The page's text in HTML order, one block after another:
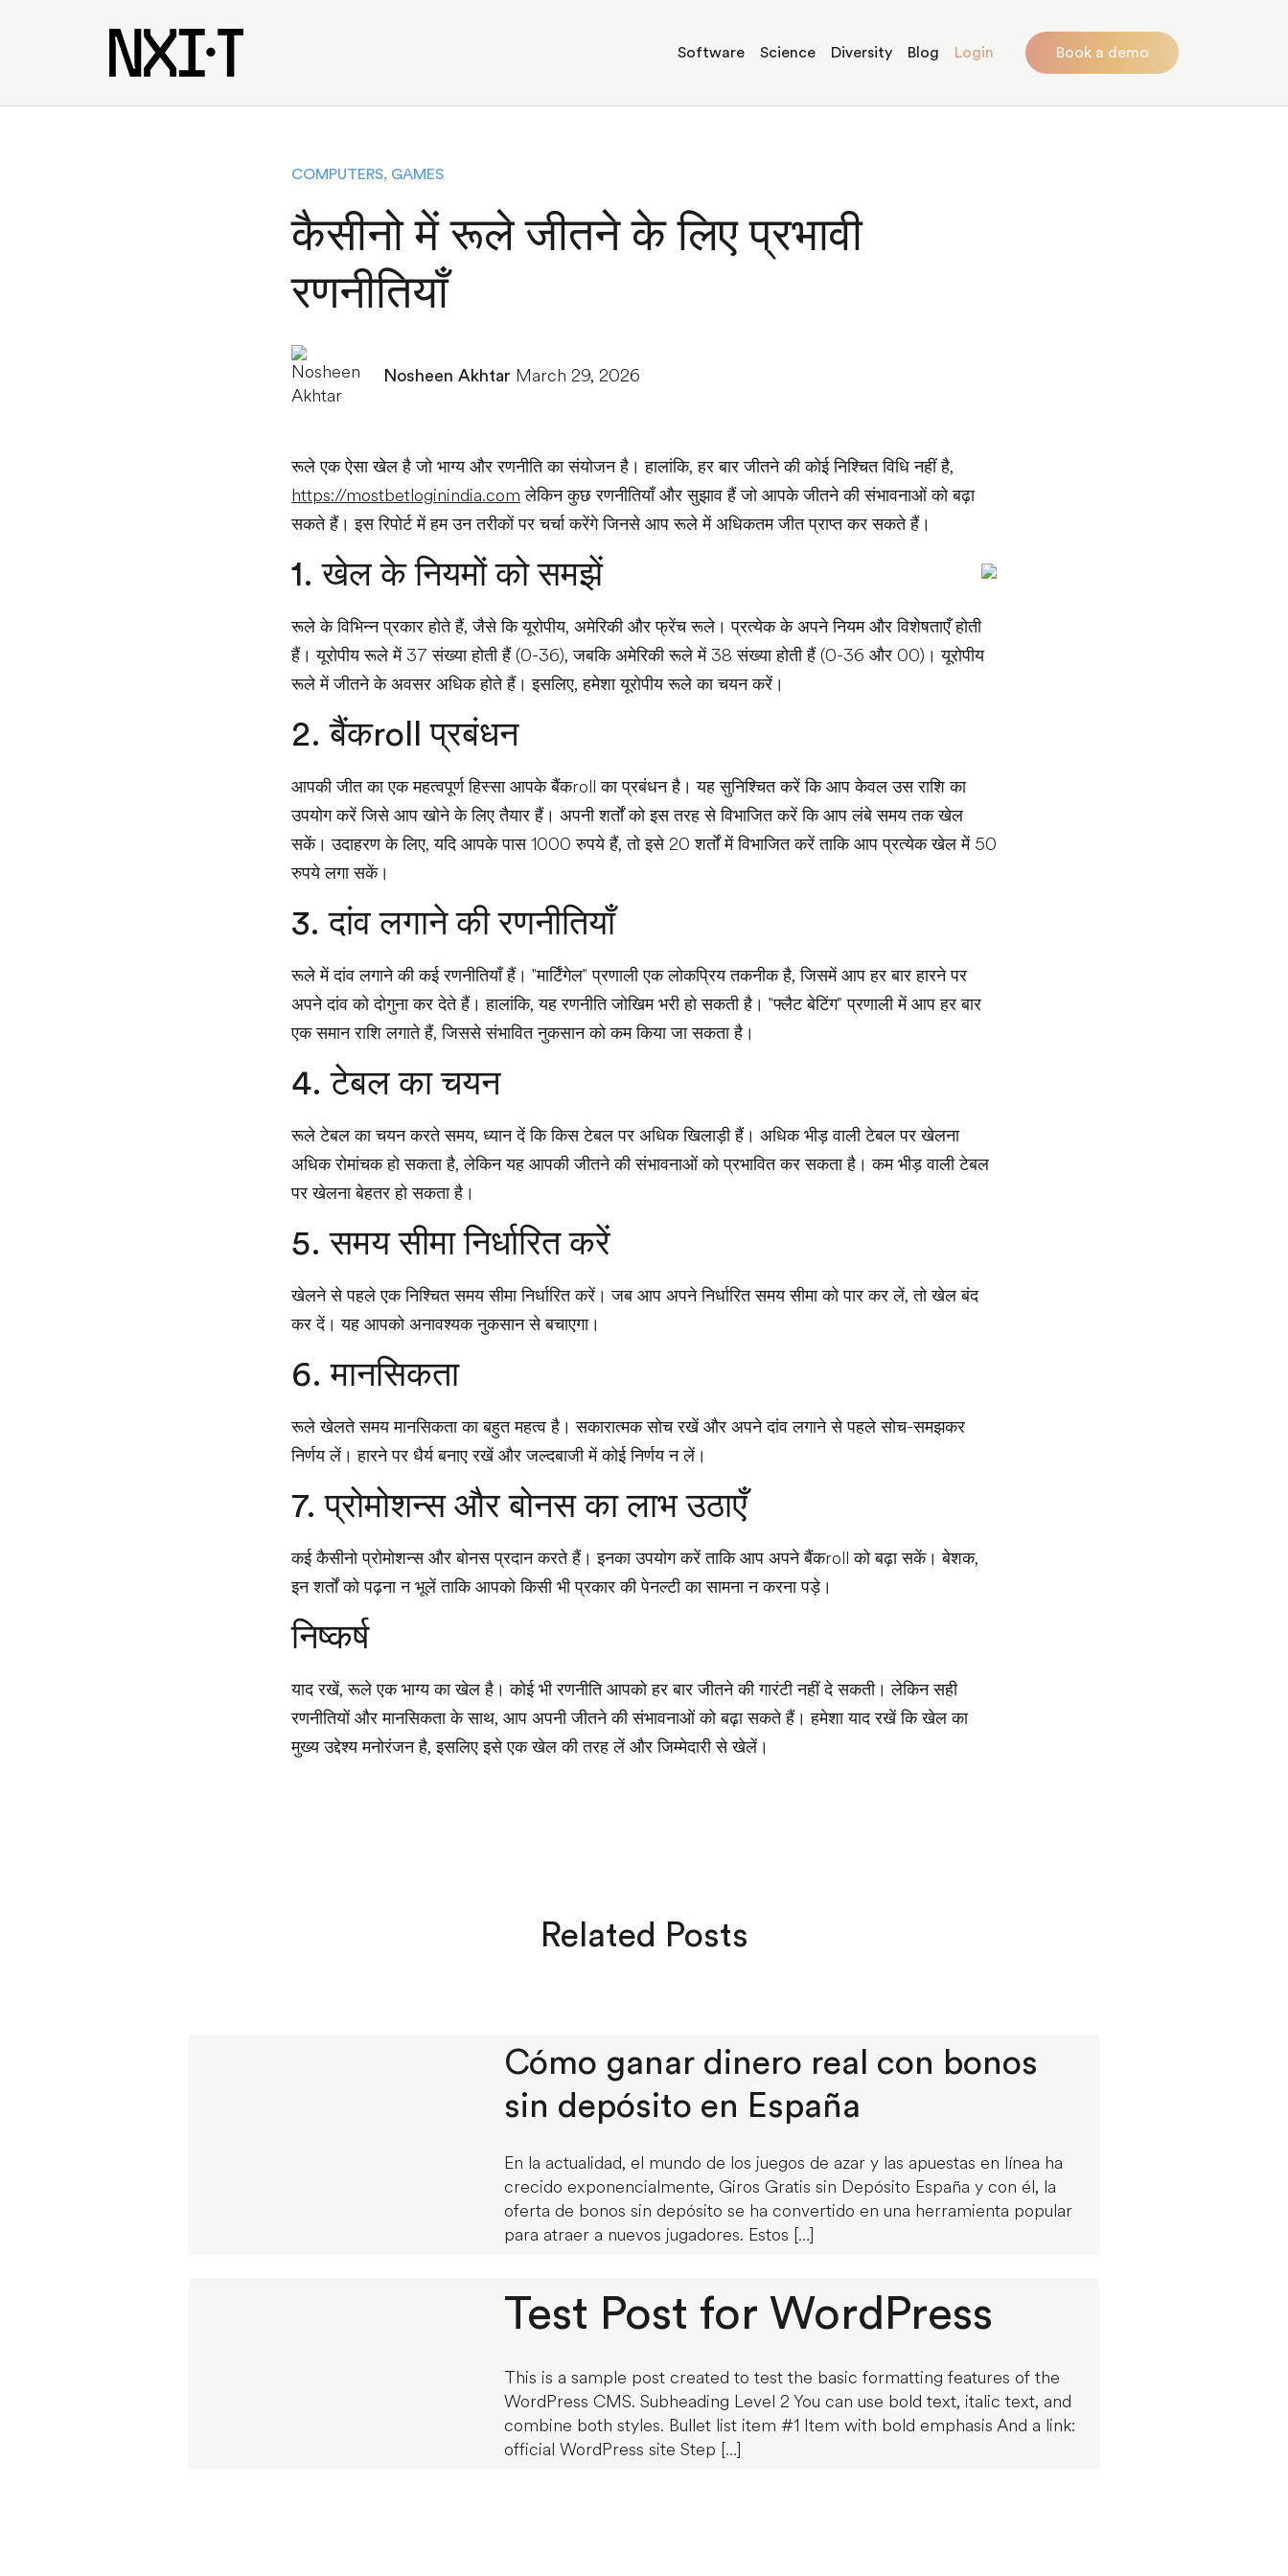
Software Science Diversity Blog Login Book a demo
COMPUTERS, GAMES
कैसीनो में रूले जीतने के लिए प्रभावी
रणनीतियाँ
Nosheen Akhtar March 29, 2026
रूले एक ऐसा खेल है जो भाग्य और रणनीति का संयोजन है। हालांकि, हर बार जीतने की कोई निश्चित विधि नहीं है,
https://mostbetloginindia.comलेकिन कुछ रणनीतियाँ और सुझाव हैं जो आपके जीतने की संभावनाओं को बढ़ा
सकते हैं। इस रिपोर्ट में हम उन तरीकों पर चर्चा करेंगे जिनसे आप रूले में अधिकतम जीत प्राप्त कर सकते हैं।
1. खेल के नियमों को समझें
रूले के विभिन्न प्रकार होते हैं, जैसे कि यूरोपीय, अमेरिकी और फ्रेंच रूले। प्रत्येक के अपने नियम और विशेषताएँ होती
हैं। यूरोपीय रूले में 37 संख्या होती हैं (0-36), जबकि अमेरिकी रूले में 38 संख्या होती हैं (0-36 और 00)। यूरोपीय
रूले में जीतने के अवसर अधिक होते हैं। इसलिए, हमेशा यूरोपीय रूले का चयन करें।
2. बैंकroll प्रबंधन
आपकी जीत का एक महत्वपूर्ण हिस्सा आपके बैंकroll का प्रबंधन है। यह सुनिश्चित करें कि आप केवल उस राशि का
उपयोग करें जिसे आप खोने के लिए तैयार हैं। अपनी शर्तों को इस तरह से विभाजित करें कि आप लंबे समय तक खेल
सकें। उदाहरण के लिए, यदि आपके पास 1000 रुपये हैं, तो इसे 20 शर्तों में विभाजित करें ताकि आप प्रत्येक खेल में 50
रुपये लगा सकें।
3. दांव लगाने की रणनीतियाँ
रूले में दांव लगाने की कई रणनीतियाँ हैं। "मार्टिंगेल" प्रणाली एक लोकप्रिय तकनीक है, जिसमें आप हर बार हारने पर
अपने दांव को दोगुना कर देते हैं। हालांकि, यह रणनीति जोखिम भरी हो सकती है। "फ्लैट बेटिंग" प्रणाली में आप हर बार
एक समान राशि लगाते हैं, जिससे संभावित नुकसान को कम किया जा सकता है।
4. टेबल का चयन
रूले टेबल का चयन करते समय, ध्यान दें कि किस टेबल पर अधिक खिलाड़ी हैं। अधिक भीड़ वाली टेबल पर खेलना
अधिक रोमांचक हो सकता है, लेकिन यह आपकी जीतने की संभावनाओं को प्रभावित कर सकता है। कम भीड़ वाली टेबल
पर खेलना बेहतर हो सकता है।
5. समय सीमा निर्धारित करें
खेलने से पहले एक निश्चित समय सीमा निर्धारित करें। जब आप अपने निर्धारित समय सीमा को पार कर लें, तो खेल बंद
कर दें। यह आपको अनावश्यक नुकसान से बचाएगा।
6. मानसिकता
रूले खेलते समय मानसिकता का बहुत महत्व है। सकारात्मक सोच रखें और अपने दांव लगाने से पहले सोच-समझकर
निर्णय लें। हारने पर धैर्य बनाए रखें और जल्दबाजी में कोई निर्णय न लें।
7. प्रोमोशन्स और बोनस का लाभ उठाएँ
कई कैसीनो प्रोमोशन्स और बोनस प्रदान करते हैं। इनका उपयोग करें ताकि आप अपने बैंकroll को बढ़ा सकें। बेशक,
इन शर्तों को पढ़ना न भूलें ताकि आपको किसी भी प्रकार की पेनल्टी का सामना न करना पड़े।
निष्कर्ष
याद रखें, रूले एक भाग्य का खेल है। कोई भी रणनीति आपको हर बार जीतने की गारंटी नहीं दे सकती। लेकिन सही
रणनीतियों और मानसिकता के साथ, आप अपनी जीतने की संभावनाओं को बढ़ा सकते हैं। हमेशा याद रखें कि खेल का
मुख्य उद्देश्य मनोरंजन है, इसलिए इसे एक खेल की तरह लें और जिम्मेदारी से खेलें।
Related Posts
Cómo ganar dinero real con bonos
sin depósito en España
En la actualidad, el mundo de los juegos de azar y las apuestas en línea ha
crecido exponencialmente, Giros Gratis sin Depósito España y con él, la
oferta de bonos sin depósito se ha convertido en una herramienta popular
para atraer a nuevos jugadores. Estos […]
Test Post for WordPress
This is a sample post created to test the basic formatting features of the
WordPress CMS. Subheading Level 2 You can use bold text, italic text, and
combine both styles. Bullet list item #1 Item with bold emphasis And a link:
official WordPress site Step […]